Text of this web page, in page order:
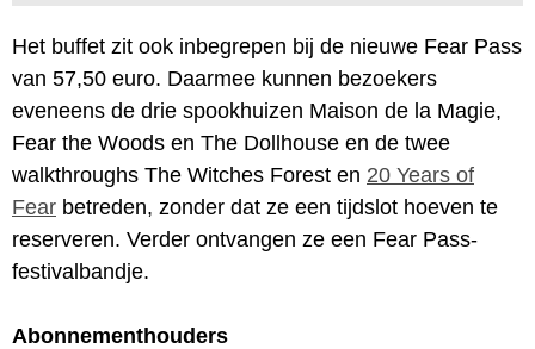
Het buffet zit ook inbegrepen bij de nieuwe Fear Pass
van 57,50 euro. Daarmee kunnen bezoekers
eveneens de drie spookhuizen Maison de la Magie,
Fear the Woods en The Dollhouse en de twee
walkthroughs The Witches Forest en 20 Years of
Fear betreden, zonder dat ze een tijdslot hoeven te
reserveren. Verder ontvangen ze een Fear Pass-
festivalbandje.
Abonnementhouders